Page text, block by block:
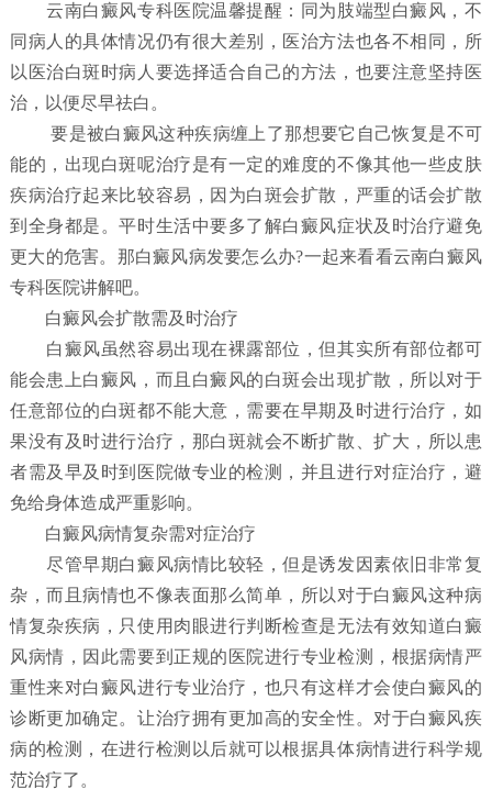
云南白癜风专科医院温馨提醒：同为肢端型白癜风，不
同病人的具体情况仍有很大差别，医治方法也各不相同，所
以医治白斑时病人要选择适合自己的方法，也要注意坚持医
治，以便尽早祛白。
要是被白癜风这种疾病缠上了那想要它自己恢复是不可
能的，出现白斑呢治疗是有一定的难度的不像其他一些皮肤
疾病治疗起来比较容易，因为白斑会扩散，严重的话会扩散
到全身都是。平时生活中要多了解白癜风症状及时治疗避免
更大的危害。那白癜风病发要怎么办?一起来看看云南白癜风
专科医院讲解吧。
白癜风会扩散需及时治疗
白癜风虽然容易出现在裸露部位，但其实所有部位都可
能会患上白癜风，而且白癜风的白斑会出现扩散，所以对于
任意部位的白斑都不能大意，需要在早期及时进行治疗，如
果没有及时进行治疗，那白斑就会不断扩散、扩大，所以患
者需及早及时到医院做专业的检测，并且进行对症治疗，避
免给身体造成严重影响。
白癜风病情复杂需对症治疗
尽管早期白癜风病情比较轻，但是诱发因素依旧非常复
杂，而且病情也不像表面那么简单，所以对于白癜风这种病
情复杂疾病，只使用肉眼进行判断检查是无法有效知道白癜
风病情，因此需要到正规的医院进行专业检测，根据病情严
重性来对白癜风进行专业治疗，也只有这样才会使白癜风的
诊断更加确定。让治疗拥有更加高的安全性。对于白癜风疾
病的检测，在进行检测以后就可以根据具体病情进行科学规
范治疗了。